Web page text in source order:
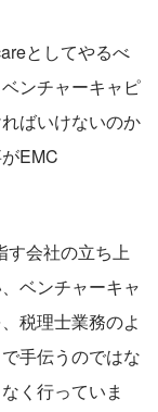
としてやるべ
ンチャーキャピ
ばいけないのか
EMC
す会社の立ち上
ベンチャーキャ
税理士業務のよ
手伝うのではな
く行っていま